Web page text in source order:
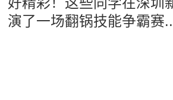
演了一场翻锅技能争霸赛